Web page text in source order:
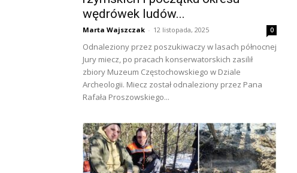
wędrówek ludów...
Marta Wajszczak - 12 listopada, 2025 0
Odnaleziony przez poszukiwaczy w lasach północnej
Jury miecz, po pracach konserwatorskich zasilił
zbiory Muzeum Częstochowskiego w Dziale
Archeologii. Miecz został odnaleziony przez Pana
Rafała Proszowskiego...